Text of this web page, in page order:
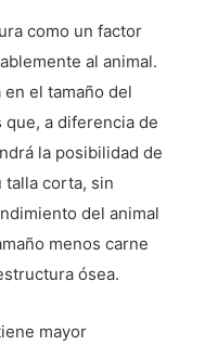
como un factor
al animal.
el tamaño del
que, a diferencia de
la posibilidad de
talla corta, sin
del animal
menos carne
ósea.
mayor